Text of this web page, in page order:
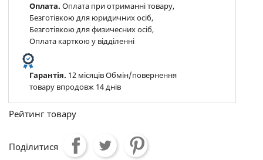
Оплата. Оплата при отриманні товару,
Безготівкою для юридичних осіб,
Безготівкою для физичесних осіб,
Оплата карткою у відділенні
Гарантія. 12 місяців Обмін/повернення
товару впродовж 14 днів
Рейтинг товару
Поділитися